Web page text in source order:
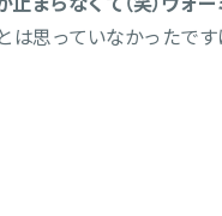
は思っていなかったで